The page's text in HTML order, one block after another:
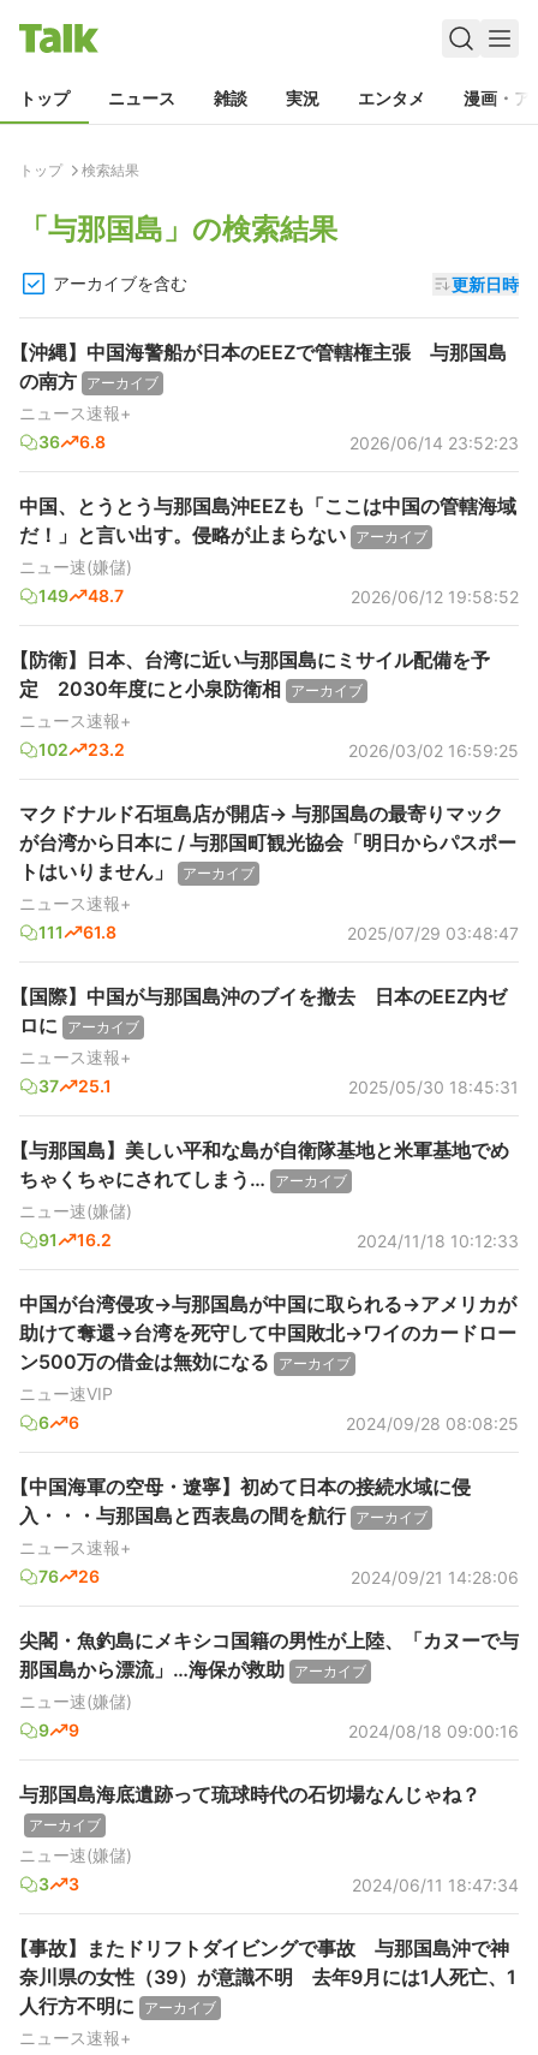
トップ ニュース 雑談 実況 エンタメ 漫画・ア
トップ 検索結果
「与那国島 」の検索結果
アーカイブを含む 更新日時
【沖縄】中国海警船が日本のEEZで管轄権主張 与那国島
の南方 アーカイブ
ニュース速報+
36
6.8 2026/06/14 23:52:23
中国、とうとう与那国島沖EEZも「ここは中国の管轄海域
だ！」と言い出す。侵略が止まらない アーカイブ
ニュー速(嫌儲)
149
48.7 2026/06/12 19:58:52
【防衛】日本、台湾に近い与那国島にミサイル配備を予
定 2030年度にと小泉防衛相
アーカイブ
ニュース速報+
102
23.2 2026/03/02 16:59:25
マクドナルド石垣島店が開店→ 与那国島の最寄りマック
が台湾から日本に / 与那国町観光協会「明日からパスポー
トはいりません」
アーカイブ
ニュース速報+
111
61.8 2025/07/29 03:48:47
【国際】中国が与那国島沖のブイを撤去 日本のEEZ内ゼ
ロに
アーカイブ
ニュース速報+
37
25.1 2025/05/30 18:45:31
【与那国島】美しい平和な島が自衛隊基地と米軍基地でめ
ちゃくちゃにされてしまう…
アーカイブ
ニュー速(嫌儲)
91
16.2 2024/11/18 10:12:33
中国が台湾侵攻→与那国島が中国に取られる→アメリカが
助けて奪還→台湾を死守して中国敗北→ワイのカードロー
ン500万の借金は無効になる
アーカイブ
ニュー速VIP
6
6 2024/09/28 08:08:25
【中国海軍の空母・遼寧】初めて日本の接続水域に侵
入・・・与那国島と西表島の間を航行 アーカイブ
ニュース速報+
76
26 2024/09/21 14:28:06
尖閣・魚釣島にメキシコ国籍の男性が上陸、「カヌーで与
那国島から漂流」…海保が救助 アーカイブ
ニュー速(嫌儲)
9
9 2024/08/18 09:00:16
与那国島海底遺跡って琉球時代の石切場なんじゃね？
アーカイブ
ニュー速(嫌儲)
3
3 2024/06/11 18:47:34
【事故】またドリフトダイビングで事故 与那国島沖で神
奈川県の女性（39）が意識不明 去年9月には1人死亡、1
人行方不明に
アーカイブ
ニュース速報+